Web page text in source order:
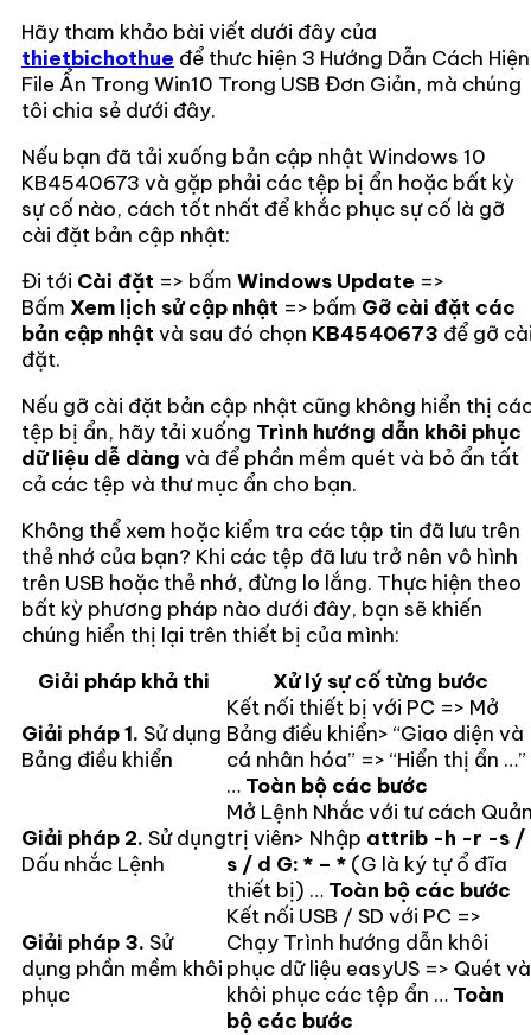
Hãy tham khảo bài viết dưới đây của
thietbichothue để thưc hiện 3 Hướng Dẫn Cách Hiện
File Ẩn Trong Win10 Trong USB Đơn Giản, mà chúng
tôi chia sẻ dưới đây.
Nếu bạn đã tải xuống bản cập nhật Windows 10
KB4540673 và gặp phải các tệp bị ẩn hoặc bất kỳ
sự cố nào, cách tốt nhất để khắc phục sự cố là gỡ
cài đặt bản cập nhật:
Đi tới Cài đặt => bấm Windows Update =>
Bấm Xem lịch sử cập nhật => bấm Gỡ cài đặt các
bản cập nhật và sau đó chọn KB4540673 để gỡ
đặt.
Nếu gỡ cài đặt bản cập nhật cũng không hiển thị
tệp bị ẩn, hãy tải xuống Trình hướng dẫn khôi phục
dữ liệu dễ dàng và để phần mềm quét và bỏ ẩn tất
cả các tệp và thư mục ẩn cho bạn.
Không thể xem hoặc kiểm tra các tập tin đã lưu trên
thẻ nhớ của bạn? Khi các tệp đã lưu trở nên vô hình
trên USB hoặc thẻ nhớ, đừng lo lắng. Thực hiện theo
bất kỳ phương pháp nào dưới đây, bạn sẽ khiến
chúng hiển thị lại trên thiết bị của mình:
Giải pháp khả thi
Xử lý sự cố từng bước
Giải pháp 1. Sử dụng
Bảng điều khiển
Kết nối thiết bị với PC => Mở
Bảng điều khiển> “Giao diện và
cá nhân hóa” => “Hiển thị ẩn …”
… Toàn bộ các bước
Giải pháp 2. Sử dụng
Dấu nhắc Lệnh
Mở Lệnh Nhắc với tư cách
trị viên> Nhập attrib -h -r -s /
s / d G: * – * (G là ký tự ổ đĩa
thiết bị) … Toàn bộ các bước
Giải pháp 3. Sử
dụng phần mềm khôi
phục
Kết nối USB / SD với PC =>
Chạy Trình hướng dẫn khôi
phục dữ liệu easyUS => Quét và
khôi phục các tệp ẩn … Toàn
bộ các bước